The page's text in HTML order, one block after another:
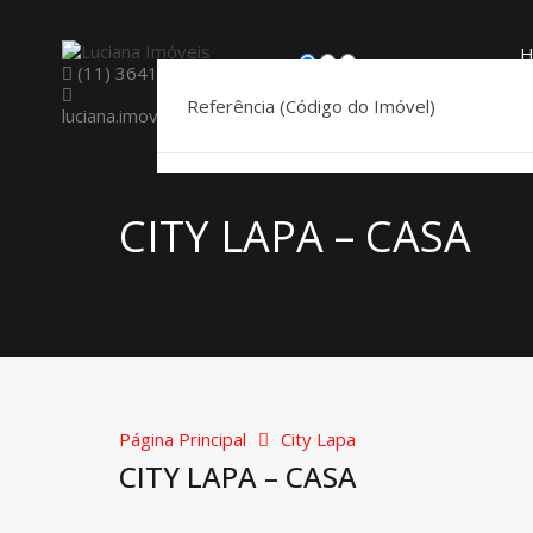
(11) 3641-3966
luciana.imoveis@terra.com.brCódigo
CITY LAPA – CASA
Página Principal City Lapa
CITY LAPA – CASA